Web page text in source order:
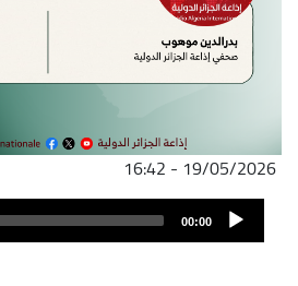
19/05/2026 - 16:42
ملف
الصوت
Audio
Player
00:00